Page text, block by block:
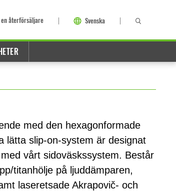
en återförsäljare Svenska
med den hexagonformade
lätta slip-on-system är designat
vårt sidoväskssystem. Består
titanhölje på ljuddämparen,
laseretsade Akrapovič- och